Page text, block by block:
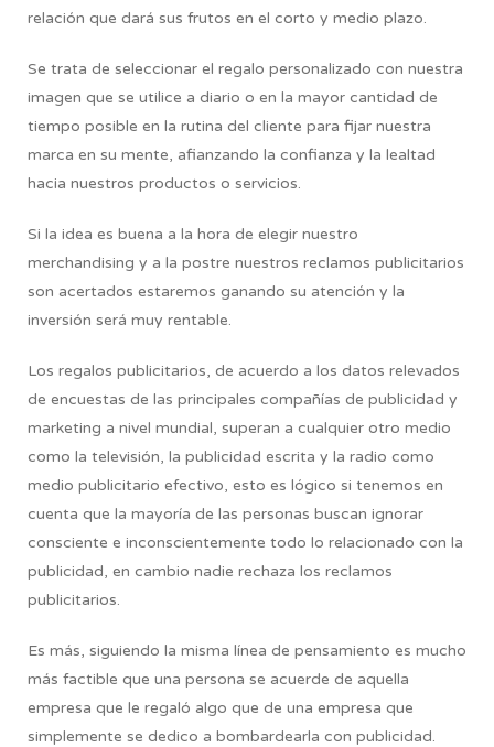
relación que dará sus frutos en el corto y medio plazo.
Se trata de seleccionar el regalo personalizado con nuestra
imagen que se utilice a diario o en la mayor cantidad de
tiempo posible en la rutina del cliente para fijar nuestra
marca en su mente, afianzando la confianza y la lealtad
hacia nuestros productos o servicios.
Si la idea es buena a la hora de elegir nuestro
merchandising y a la postre nuestros reclamos publicitarios
son acertados estaremos ganando su atención y la
inversión será muy rentable.
Los regalos publicitarios, de acuerdo a los datos relevados
de encuestas de las principales compañías de publicidad y
marketing a nivel mundial, superan a cualquier otro medio
como la televisión, la publicidad escrita y la radio como
medio publicitario efectivo, esto es lógico si tenemos en
cuenta que la mayoría de las personas buscan ignorar
consciente e inconscientemente todo lo relacionado con la
publicidad, en cambio nadie rechaza los reclamos
publicitarios.
Es más, siguiendo la misma línea de pensamiento es mucho
más factible que una persona se acuerde de aquella
empresa que le regaló algo que de una empresa que
simplemente se dedico a bombardearla con publicidad.